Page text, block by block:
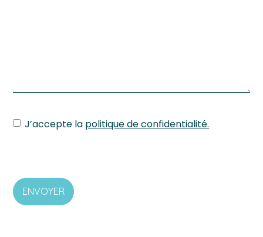
J’accepte la politique de confidentialité.